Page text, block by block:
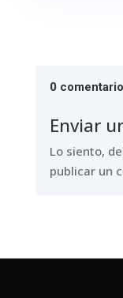
0
Enviar
Lo siento,
publicar un